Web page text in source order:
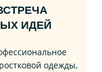
ИДЕЙ
одежды,